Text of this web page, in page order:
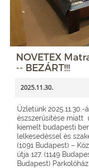
NOVETEX
-- BEZÁRT!!!
2025.11.30.
Üzletünk
észszerűsítése miatt
kiemelt budapesti
lelkesedéssel és
(1091 Budapest) –
útja 127. (1149
Budapest)